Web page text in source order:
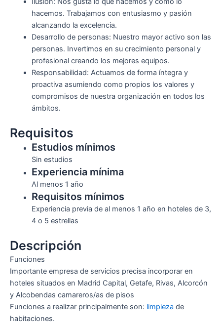
hacemos. Trabajamos con entusiasmo y pasión
alcanzando la excelencia.
Desarrollo de personas: Nuestro mayor activo son las
personas. Invertimos en su crecimiento personal y
profesional creando los mejores equipos.
Responsabilidad: Actuamos de forma íntegra y
proactiva asumiendo como propios los valores y
compromisos de nuestra organización en todos los
ámbitos.
Requisitos
Estudios mínimos
Sin estudios
Experiencia mínima
Al menos 1 año
Requisitos mínimos
Experiencia previa de al menos 1 año en hoteles de 3,
4 o 5 estrellas
Descripción
Funciones
Importante empresa de servicios precisa incorporar en
hoteles situados en Madrid Capital, Getafe, Rivas, Alcorcón
y Alcobendas camareros/as de pisos
Funciones a realizar principalmente son: limpieza de
habitaciones.